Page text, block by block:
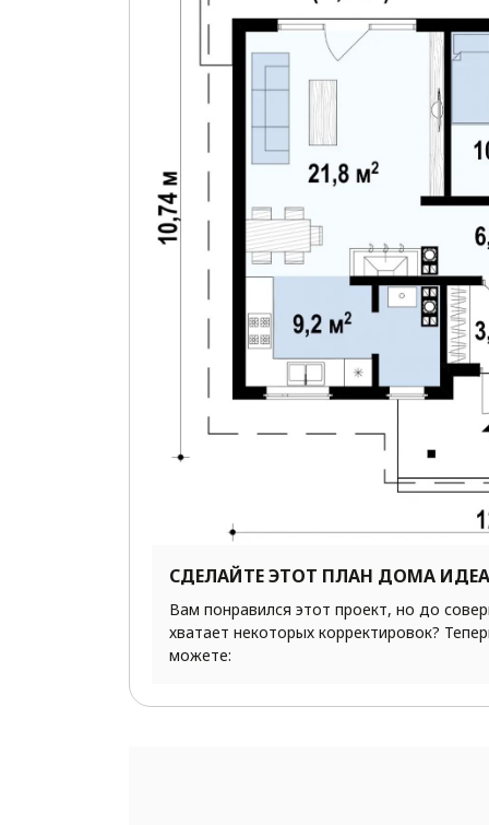
СДЕЛАЙТЕ ЭТОТ ПЛАН ДОМА
Вам понравился этот проект, но до
хватает некоторых корректировок?
можете: